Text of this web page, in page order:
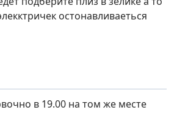
остонавливаеться
в 19.00 на том же месте